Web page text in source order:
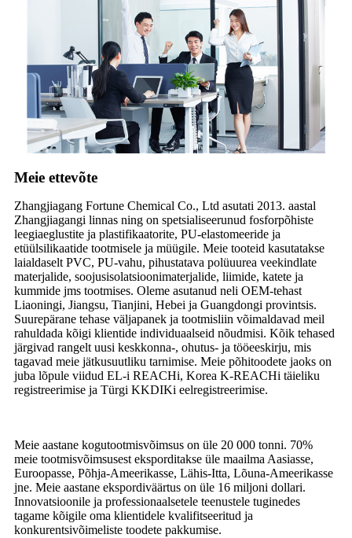
Meie ettevõte
Zhangjiagang Fortune Chemical Co., Ltd asutati 2013. aastal
Zhangjiagangi linnas ning on spetsialiseerunud fosforpõhiste
leegiaeglustite ja plastifikaatorite, PU-elastomeeride ja
etüülsilikaatide tootmisele ja müügile. Meie tooteid kasutatakse
laialdaselt PVC, PU-vahu, pihustatava polüuurea veekindlate
materjalide, soojusisolatsioonimaterjalide, liimide, katete ja
kummide jms tootmises. Oleme asutanud neli OEM-tehast
Liaoningi, Jiangsu, Tianjini, Hebei ja Guangdongi provintsis.
Suurepärane tehase väljapanek ja tootmisliin võimaldavad meil
rahuldada kõigi klientide individuaalseid nõudmisi. Kõik tehased
järgivad rangelt uusi keskkonna-, ohutus- ja tööeeskirju, mis
tagavad meie jätkusuutliku tarnimise. Meie põhitoodete jaoks on
juba lõpule viidud EL-i REACHi, Korea K-REACHi täieliku
registreerimise ja Türgi KKDIKi eelregistreerimise.
Meie aastane kogutootmisvõimsus on üle 20 000 tonni. 70%
meie tootmisvõimsusest eksporditakse üle maailma Aasiasse,
Euroopasse, Põhja-Ameerikasse, Lähis-Itta, Lõuna-Ameerikasse
jne. Meie aastane ekspordiväärtus on üle 16 miljoni dollari.
Innovatsioonile ja professionaalsetele teenustele tuginedes
tagame kõigile oma klientidele kvalifitseeritud ja
konkurentsivõimeliste toodete pakkumise.